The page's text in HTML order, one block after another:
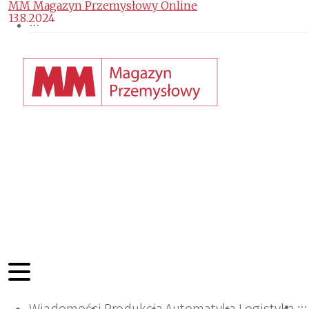
MM Magazyn Przemysłowy Online
13.8.2024